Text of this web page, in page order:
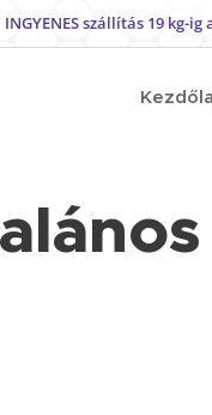
INGYENES szállítás 19 kg-